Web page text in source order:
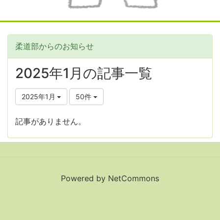
柔道部からのお知らせ
2025年1月の記事一覧
2025年1月 50件
記事がありません。
Powered by NetCommons